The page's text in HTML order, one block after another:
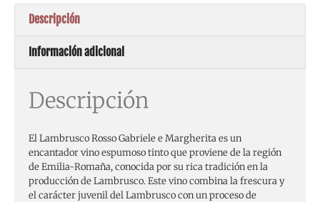
Descripción
Información adicional
Descripción
El Lambrusco Rosso Gabriele e Margherita es un
encantador vino espumoso tinto que proviene de la región
de Emilia-Romaña, conocida por su rica tradición en la
producción de Lambrusco. Este vino combina la frescura y
el carácter juvenil del Lambrusco con un proceso de